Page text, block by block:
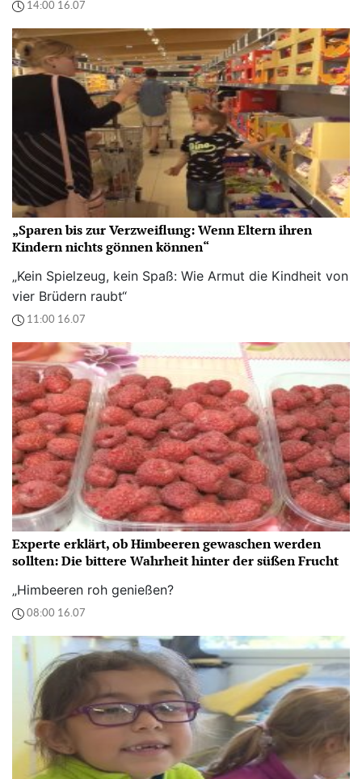
14:00 16.07
„Sparen bis zur Verzweiflung: Wenn Eltern ihren
Kindern nichts gönnen können“
„Kein Spielzeug, kein Spaß: Wie Armut die Kindheit von
vier Brüdern raubt“
11:00 16.07
Experte erklärt, ob Himbeeren gewaschen werden
sollten: Die bittere Wahrheit hinter der süßen Frucht
„Himbeeren roh genießen?
08:00 16.07